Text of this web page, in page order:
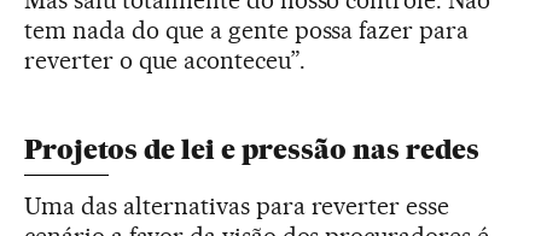
tem nada do que a gente possa fazer para
reverter o que aconteceu”.
Projetos de lei e pressão nas redes
Uma das alternativas para reverter esse